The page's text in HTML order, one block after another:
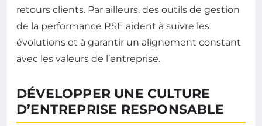
retours clients. Par ailleurs, des outils de gestion
de la performance RSE aident à suivre les
évolutions et à garantir un alignement constant
avec les valeurs de l’entreprise.
DÉVELOPPER UNE CULTURE
D’ENTREPRISE RESPONSABLE